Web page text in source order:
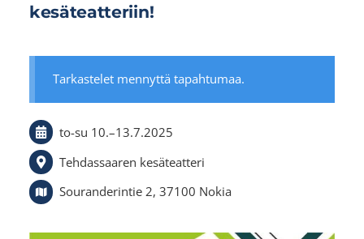
kesäteatteriin!
Tarkastelet mennyttä tapahtumaa.
to-su 10.–13.7.2025
Tehdassaaren kesäteatteri
Souranderintie 2, 37100 Nokia